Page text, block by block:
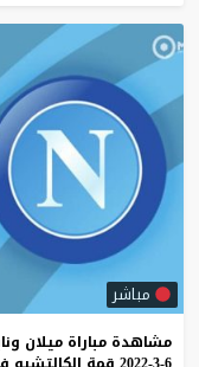
مباشر
مشاهدة مباراة ميلان